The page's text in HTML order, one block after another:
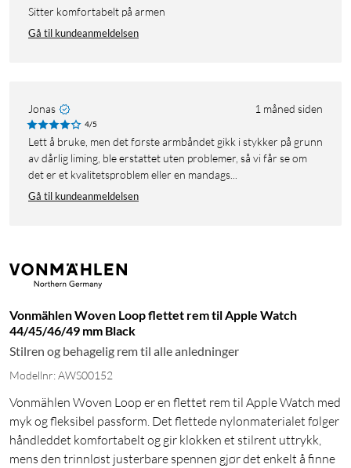
Sitter komfortabelt på armen
Gå til kundeanmeldelsen
Jonas 1 måned siden
4/5
Lett å bruke, men det første armbåndet gikk i stykker på grunn
av dårlig liming, ble erstattet uten problemer, så vi får se om
det er et kvalitetsproblem eller en mandags...
Gå til kundeanmeldelsen
Vonmählen Woven Loop flettet rem til Apple Watch
44/45/46/49 mm Black
Stilren og behagelig rem til alle anledninger
Modellnr: AWS00152
Vonmählen Woven Loop er en flettet rem til Apple Watch med
myk og fleksibel passform. Det flettede nylonmaterialet følger
håndleddet komfortabelt og gir klokken et stilrent uttrykk,
mens den trinnløst justerbare spennen gjør det enkelt å finne